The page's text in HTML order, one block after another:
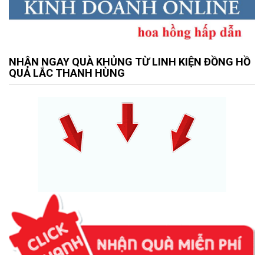
NHẬN NGAY QUÀ KHỦNG TỪ LINH KIỆN ĐỒNG HỒ
QUẢ LẮC THANH HÙNG